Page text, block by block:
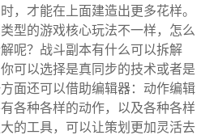
，才能在上面建造出更多花样。
型的游戏核心玩法不一样，怎么
呢？战斗副本有什么可以拆解
可以选择是真同步的技术或者是
面还可以借助编辑器：动作编辑
各种各样的动作，以及各种各样
的工具，可以让策划更加灵活去